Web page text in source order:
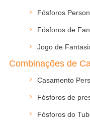
Fósforos
Fósforos de
Jogo de
Combinações de
Casamento
Fósforos de
Fósforos do